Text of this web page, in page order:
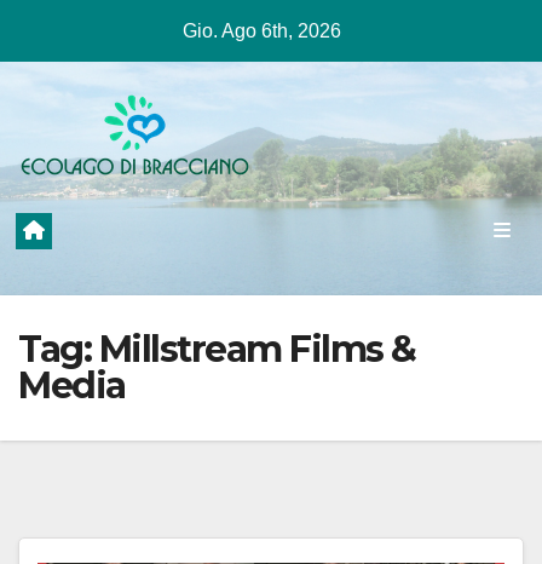
contenuto
Gio. Ago 6th, 2026
Tag: Millstream Films &
Media